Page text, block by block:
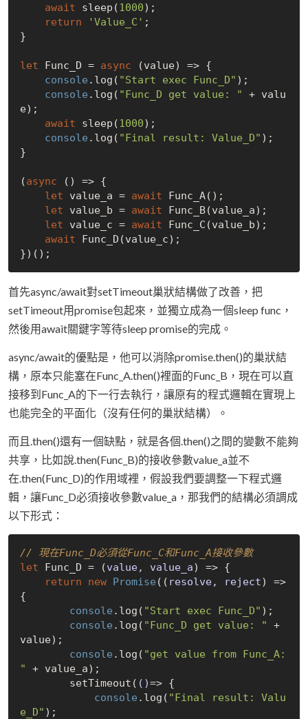
await sleep(1000);
return
'Value_C' ;
}
let Func_D = async (value) => {
console .log( "Start exec Func_D" );
console .log( "Func_D get value: " + valu
e);
await sleep(1000);
console .log( "Final result: Value_D" );
}
(async () => {
let value_a = await Func_A();
let value_b = await Func_B(value_a);
let value_c = await Func_C(value_b);
await Func_D(value_c);
首先async/await對setTimeout巢狀結構做了改善，把
setTimeout用promise包起來，並獨立成為一個sleep func，
然後用await關鍵字等待sleep promise的完成。
async/await的優點是，他可以消除promise.then()的巢狀結
構，原本只能塞在Func_A.then()裡面的Func_B，現在可以直
接移到Func_A的下一行去執行，讓原有的程式邏輯在實現上
也能完全的平面化（沒有任何的巢狀結構）。
而且.then()還有一個缺點，就是各個.then()之間的變數不能夠
共享，比如說.then(Func_B)的接收參數value_a並不
在.then(Func_D)的作用域裡，假設我們要調整一下程式邏
輯，讓Func_D必須接收參數value_a，那我們的結構必須調成
以下形式：
// 現在Func_D必須從Func_C和Func_A接收參數
let Func_D = (value, value_a) => {
return
new Promise ( ( resolve, reject) =>
{
console .log( "Start exec Func_D" );
console .log( "Func_D get value: " +
value);
console .log( "get value from Func_A:
" + value_a);
        setTimeout(
()=> {
console .log( "Final result: Valu
e_D" );